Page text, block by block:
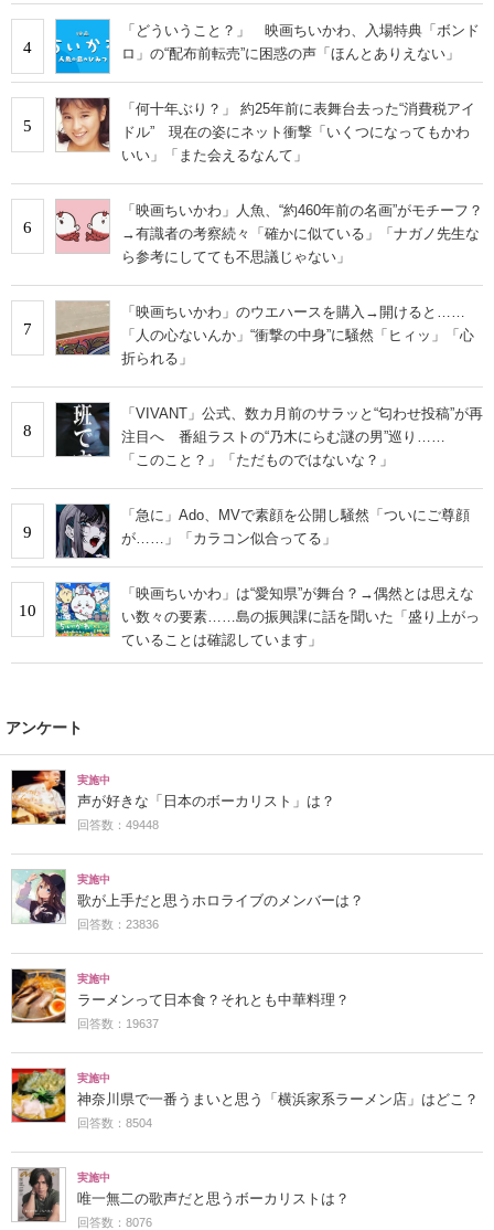
4
「どういうこと？」 映画ちいかわ、入場特典「ボンド
ロ」の“配布前転売”に困惑の声「ほんとありえない」
5
「何十年ぶり？」 約25年前に表舞台去った“消費税アイ
ドル” 現在の姿にネット衝撃「いくつになってもかわ
いい」「また会えるなんて」
6
「映画ちいかわ」人魚、“約460年前の名画”がモチーフ？
→有識者の考察続々「確かに似ている」「ナガノ先生な
ら参考にしてても不思議じゃない」
7
「映画ちいかわ」のウエハースを購入→開けると……
「人の心ないんか」“衝撃の中身”に騒然「ヒィッ」「心
折られる」
8
「VIVANT」公式、数カ月前のサラッと“匂わせ投稿”が再
注目へ 番組ラストの“乃木にらむ謎の男”巡り……
「このこと？」「ただものではないな？」
9
「急に」Ado、MVで素顔を公開し騒然「ついにご尊顔
が……」「カラコン似合ってる」
10
「映画ちいかわ」は“愛知県”が舞台？→偶然とは思えな
い数々の要素……島の振興課に話を聞いた「盛り上がっ
ていることは確認しています」
アンケート
実施中
声が好きな「日本のボーカリスト」は？
回答数：49448
実施中
歌が上手だと思うホロライブのメンバーは？
回答数：23836
実施中
ラーメンって日本食？それとも中華料理？
回答数：19637
実施中
神奈川県で一番うまいと思う「横浜家系ラーメン店」はどこ？
回答数：8504
実施中
唯一無二の歌声だと思うボーカリストは？
回答数：8076